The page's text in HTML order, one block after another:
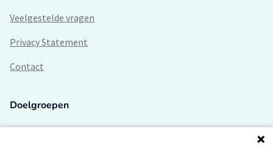
Veelgestelde vragen
Privacy Statement
Contact
Doelgroepen